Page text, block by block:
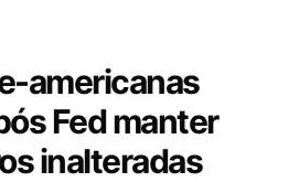
americanas
Fed manter
inalteradas